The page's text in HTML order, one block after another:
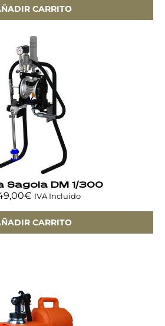
CARRITO
Sagola DM 1/300
€ IVA Incluido
CARRITO